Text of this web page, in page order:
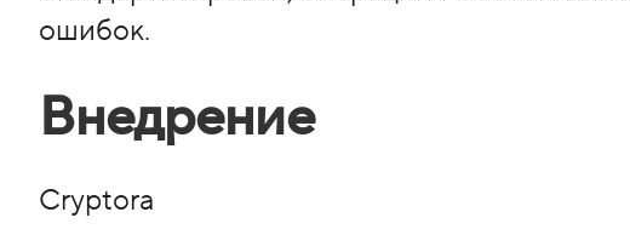
ошибок.
Внедрение
Cryptora